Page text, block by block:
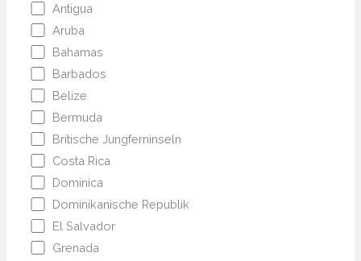
Antigua
Aruba
Bahamas
Barbados
Belize
Bermuda
Britische Jungferninseln
Costa Rica
Dominica
Dominikanische Republik
El Salvador
Grenada